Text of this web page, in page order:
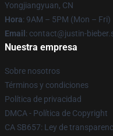
Yongjiangyuan, CN
Hora: 9AM – 5PM (Mon – Fri)
Email : contact@justin-
Nuestra empresa
Sobre nosotros
Términos y condiciones
Política de privacidad
DMCA - Política de Copyright
CA SB657: Ley de